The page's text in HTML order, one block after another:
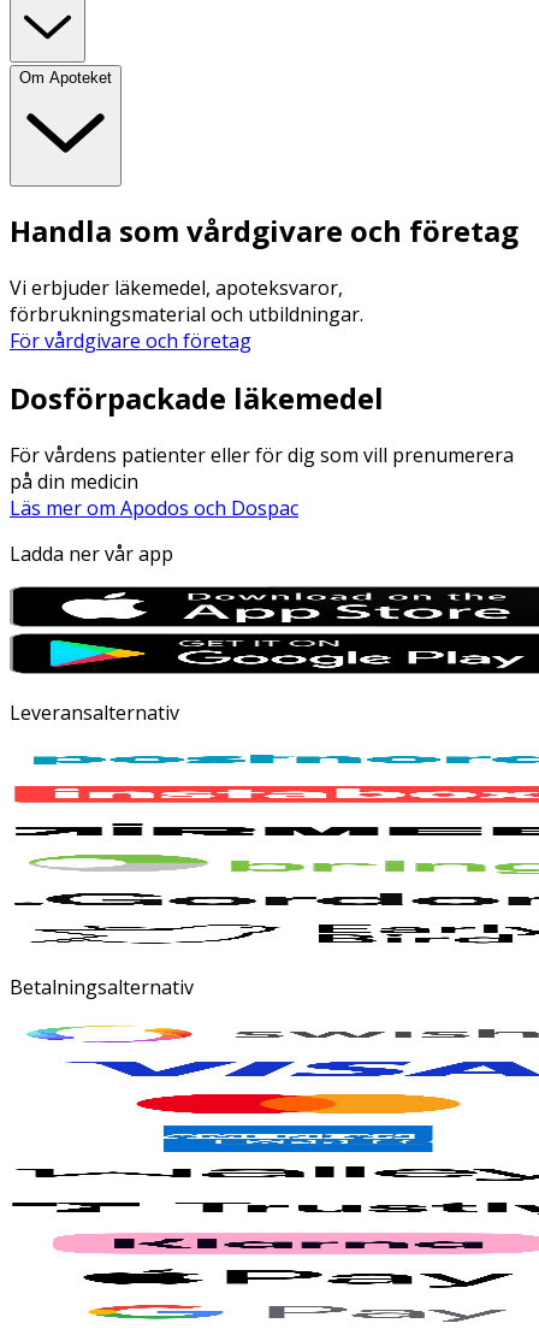
Om Apoteket
Handla som vårdgivare och företag
Vi erbjuder läkemedel, apoteksvaror,
förbrukningsmaterial och utbildningar.
För vårdgivare och företag
Dosförpackade läkemedel
För vårdens patienter eller för dig som vill prenumerera
på din medicin
Läs mer om Apodos och Dospac
Ladda ner vår app
Leveransalternativ
Betalningsalternativ